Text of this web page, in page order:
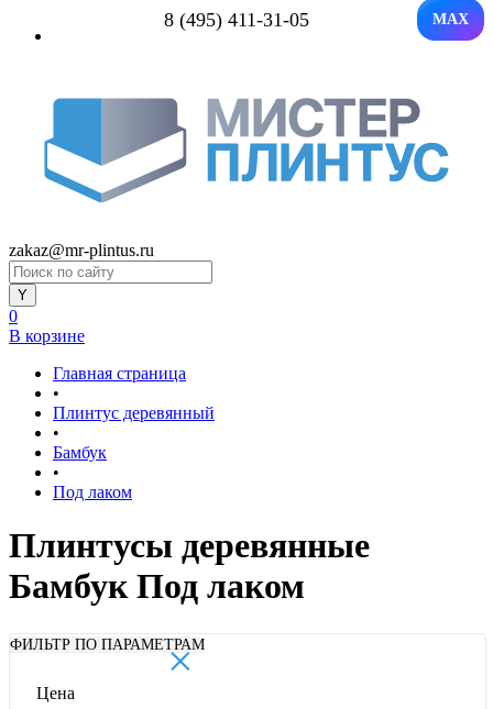
8 (495) 411-31-05 MAX
zakaz@mr-plintus.ru
0
В корзине
Главная страница
•
Плинтус деревянный
•
Бамбук
•
Под лаком
Плинтусы деревянные
Бамбук Под лаком
ФИЛЬТР ПО ПАРАМЕТРАМ
×
Цена